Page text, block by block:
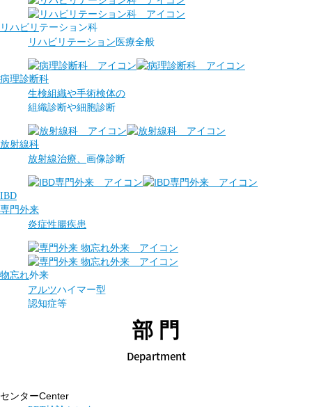
リハビリ テーション科
リハビリテーション医療全般
病理診断科
生検組織や手術検体の
組織診断や細胞診断
放射線科
放射線治療、 画像診断
IBD
専門外来
炎症性腸疾患
物忘れ外来
アルツハイマー型
認知症等
部門
Department
センターCenter